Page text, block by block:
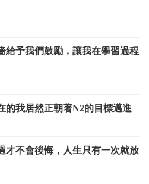
給予我們鼓勵，讓我在學習過程
的我居然正朝著N2的目標邁進
才不會後悔，人生只有一次就放